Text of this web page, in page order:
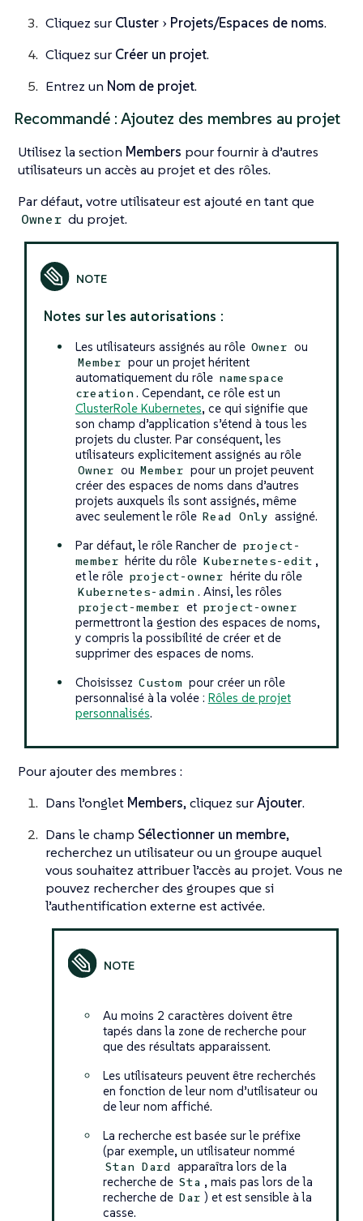
Cliquez sur Cluster Projets/Espaces de noms.
Cliquez sur Créer un projet.
Entrez un Nom de projet.
Recommandé : Ajoutez des membres au projet
Utilisez la section Members pour fournir à d’autres
utilisateurs un accès au projet et des rôles.
Par défaut, votre utilisateur est ajouté en tant que
Owner du projet.
Notes sur les autorisations :
Les utilisateurs assignés au rôle Owner ou
Member pour un projet héritent
automatiquement du rôle namespace
creation. Cependant, ce rôle est un
ClusterRole Kubernetes, ce qui signifie que
son champ d’application s’étend à tous les
projets du cluster. Par conséquent, les
utilisateurs explicitement assignés au rôle
Owner ou Member pour un projet peuvent
créer des espaces de noms dans d’autres
projets auxquels ils sont assignés, même
avec seulement le rôle Read Only assigné.
Par défaut, le rôle Rancher de project-
member hérite du rôle Kubernetes-edit ,
et le rôle project-owner hérite du rôle
Kubernetes-admin . Ainsi, les rôles
project-member et project-owner
permettront la gestion des espaces de noms,
y compris la possibilité de créer et de
supprimer des espaces de noms.
Choisissez Custom pour créer un rôle
personnalisé à la volée : Rôles de projet
personnalisés.
Pour ajouter des membres :
Dans l’onglet Members, cliquez surAjouter.
Dans le champ Sélectionner un membre,
recherchez un utilisateur ou un groupe auquel
vous souhaitez attribuer l’accès au projet. Vous ne
pouvez rechercher des groupes que si
l’authentification externe est activée.
Au moins 2 caractères doivent être
tapés dans la zone de recherche pour
que des résultats apparaissent.
Les utilisateurs peuvent être recherchés
en fonction de leur nom d’utilisateur ou
de leur nom affiché.
La recherche est basée sur le préfixe
(par exemple, un utilisateur nommé
Stan Dard apparaîtra lors de la
recherche de Sta , mais pas lors de la
recherche de Dar ) et est sensible à la
casse.